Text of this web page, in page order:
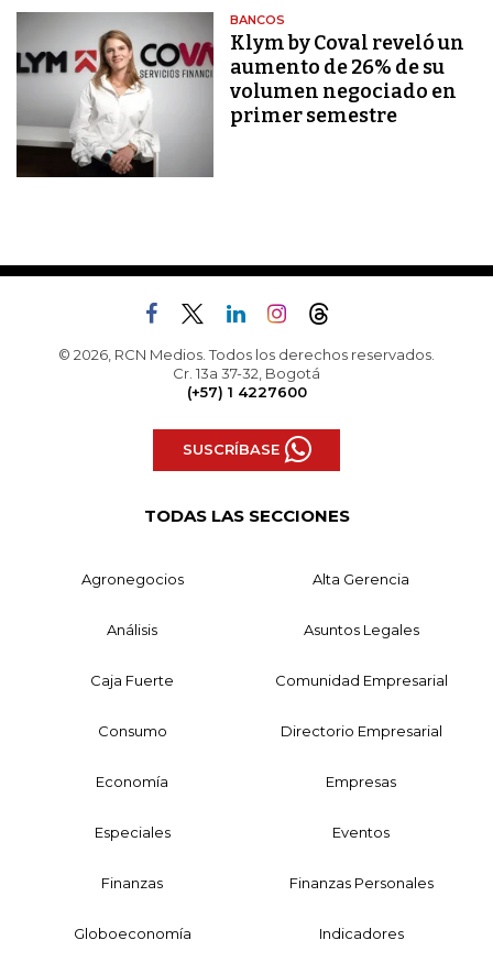
BANCOS
Klym by Coval reveló un
aumento de 26% de su
volumen negociado en
primer semestre
© 2026, RCN Medios. Todos los derechos reservados.
Cr. 13a 37-32, Bogotá
(+57) 1 4227600
SUSCRÍBASE
TODAS LAS SECCIONES
Agronegocios Alta Gerencia
Análisis Asuntos Legales
Caja Fuerte Comunidad Empresarial
Consumo Directorio Empresarial
Economía Empresas
Especiales Eventos
Finanzas Finanzas Personales
Globoeconomía Indicadores